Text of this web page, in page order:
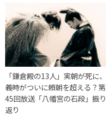
「鎌倉殿の13人」実朝が死に、
義時がついに頼朝を超える？第
45回放送「八幡宮の石段」振り
返り